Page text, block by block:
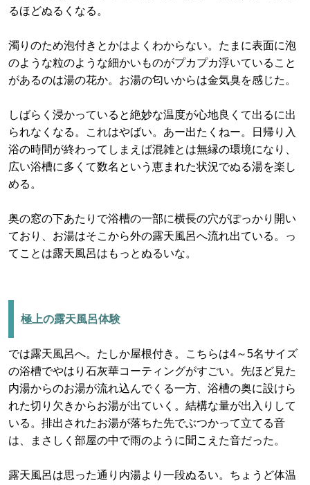
るほどぬるくなる。
濁りのため泡付きとかはよくわからない。たまに表面に泡
のような粒のような細かいものがプカプカ浮いていること
があるのは湯の花か。お湯の匂いからは金気臭を感じた。
しばらく浸かっていると絶妙な温度が心地良くて出るに出
られなくなる。これはやばい。あー出たくねー。日帰り入
浴の時間が終わってしまえば混雑とは無縁の環境になり、
広い浴槽に多くて数名という恵まれた状況でぬる湯を楽し
める。
奥の窓の下あたりで浴槽の一部に横長の穴がぽっかり開い
ており、お湯はそこから外の露天風呂へ流れ出ている。っ
てことは露天風呂はもっとぬるいな。
極上の露天風呂体験
では露天風呂へ。たしか屋根付き。こちらは4～5名サイズ
の浴槽でやはり石灰華コーティングがすごい。先ほど見た
内湯からのお湯が流れ込んでくる一方、浴槽の奥に設けら
れた切り欠きからお湯が出ていく。結構な量が出入りして
いる。排出されたお湯が落ちた先でぶつかって立てる音
は、まさしく部屋の中で雨のように聞こえた音だった。
露天風呂は思った通り内湯より一段ぬるい。ちょうど体温